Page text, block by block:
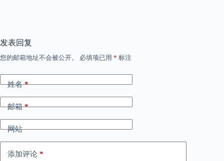
发表回复
您的邮箱地址不会被公开。 必填项已用 * 标注
姓名*
邮箱*
网站
添加评论 *